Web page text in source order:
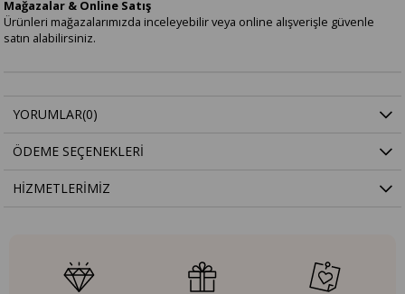
Mağazalar & Online Satış
Ürünleri mağazalarımızda inceleyebilir veya online alışverişle güvenle
satın alabilirsiniz.
YORUMLAR(0)
ÖDEME SEÇENEKLERI
HIZMETLERIMIZ